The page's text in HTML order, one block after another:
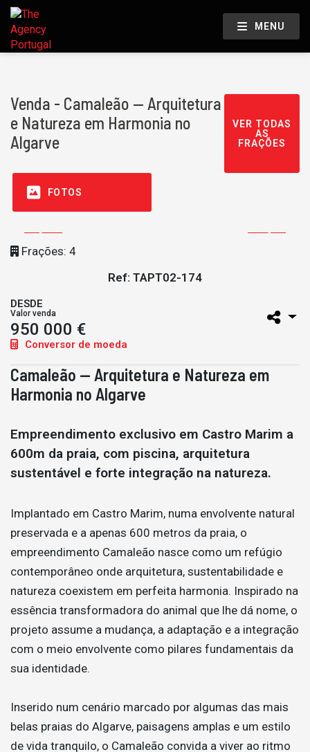
MENU
Venda - Camaleão — Arquitetura
e Natureza em Harmonia no
Algarve
VER TODAS
AS
FRAÇÕES
FOTOS
Frações: 4
Ref: TAPT02-174
DESDE
Valor venda
950 000 €
Conversor de moeda
Camaleão — Arquitetura e Natureza em
Harmonia no Algarve
Empreendimento exclusivo em Castro Marim a
600m da praia, com piscina, arquitetura
sustentável e forte integração na natureza.
Implantado em Castro Marim, numa envolvente natural
preservada e a apenas 600 metros da praia, o
empreendimento Camaleão nasce como um refúgio
contemporâneo onde arquitetura, sustentabilidade e
natureza coexistem em perfeita harmonia. Inspirado na
essência transformadora do animal que lhe dá nome, o
projeto assume a mudança, a adaptação e a integração
com o meio envolvente como pilares fundamentais da
sua identidade.
Inserido num cenário marcado por algumas das mais
belas praias do Algarve, paisagens amplas e um estilo
de vida tranquilo, o Camaleão convida a viver ao ritmo